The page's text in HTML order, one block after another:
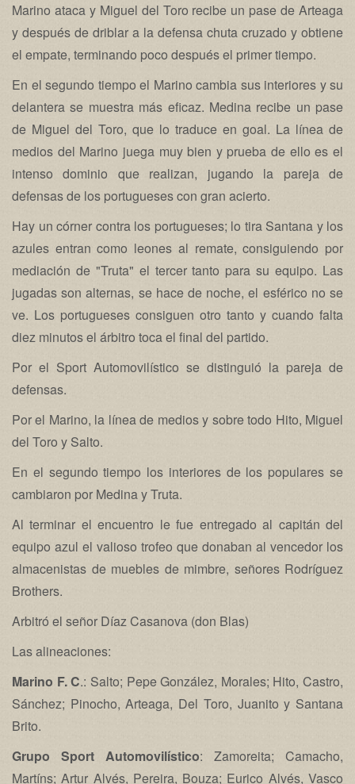
Marino ataca y Miguel del Toro recibe un pase de Arteaga
y después de driblar a la defensa chuta cruzado y obtiene
el empate, terminando poco después el primer tiempo.
En el segundo tiempo el Marino cambia sus interiores y su
delantera se muestra más eficaz. Medina recibe un pase
de Miguel del Toro, que lo traduce en goal. La línea de
medios del Marino juega muy bien y prueba de ello es el
intenso dominio que realizan, jugando la pareja de
defensas de los portugueses con gran acierto.
Hay un córner contra los portugueses; lo tira Santana y los
azules entran como leones al remate, consiguiendo por
mediación de "Truta" el tercer tanto para su equipo. Las
jugadas son alternas, se hace de noche, el esférico no se
ve. Los portugueses consiguen otro tanto y cuando falta
diez minutos el árbitro toca el final del partido.
Por el Sport Automovilístico se distinguió la pareja de
defensas.
Por el Marino, la línea de medios y sobre todo Hito, Miguel
del Toro y Salto.
En el segundo tiempo los interiores de los populares se
cambiaron por Medina y Truta.
Al terminar el encuentro le fue entregado al capitán del
equipo azul el valioso trofeo que donaban al vencedor los
almacenistas de muebles de mimbre, señores Rodríguez
Brothers.
Arbitró el señor Díaz Casanova (don Blas)
Las alineaciones:
Marino F. C.: Salto; Pepe González, Morales; Hito, Castro,
Sánchez; Pinocho, Arteaga, Del Toro, Juanito y Santana
Brito.
Grupo Sport Automovilístico: Zamoreita; Camacho,
Martíns; Artur Alvés, Pereira, Bouza; Eurico Alvés, Vasco